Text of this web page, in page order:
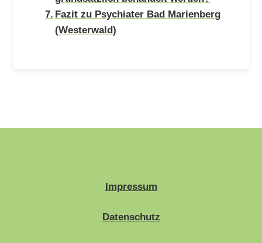
Fazit zu Psychiater Bad Marienberg
(Westerwald)
Impressum
Datenschutz